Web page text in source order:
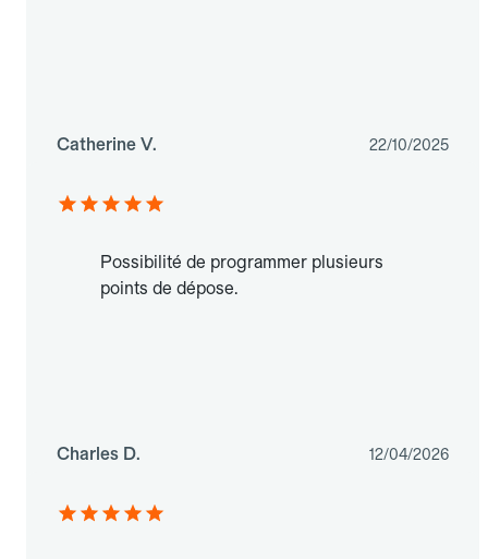
Catherine V. 22/10/2025
Possibilité de programmer plusieurs
points de dépose.
Charles D. 12/04/2026